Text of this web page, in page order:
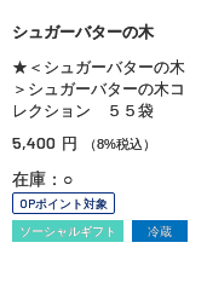
シュガーバターの木
★＜シュガーバターの木
＞シュガーバターの木コ
レクション ５５袋
5,400 円 （8%税込）
在庫：○
OPポイント対象
ソーシャルギフト
冷蔵